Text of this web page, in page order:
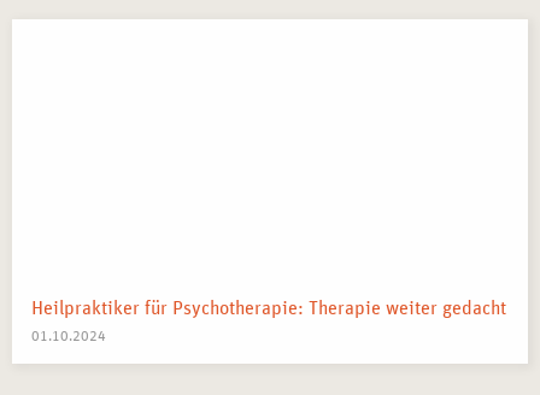
Heilpraktiker für Psychotherapie: Therapie weiter gedacht
01.10.2024